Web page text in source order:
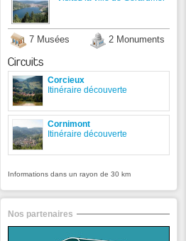
7 Musées 2 Monuments
Circuits
Corcieux
Itinéraire découverte
Cornimont
Itinéraire découverte
Informations dans un rayon de 30 km
Nos partenaires